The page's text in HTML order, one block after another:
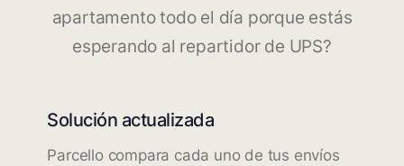
apartamento todo el día porque estás
esperando al repartidor de UPS?
Solución actualizada
Parcello compara cada uno de tus envíos